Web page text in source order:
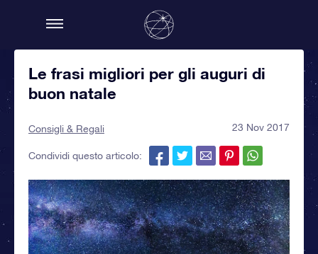
Le frasi migliori per gli auguri di
buon natale
Consigli & Regali 23 Nov 2017
Condividi questo articolo: